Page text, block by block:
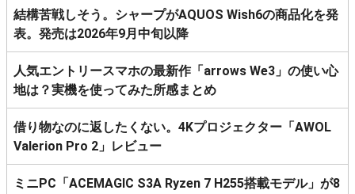
結構苦戦しそう。シャープがAQUOS Wish6の商品化を発
表。発売は2026年9月中旬以降
人気エントリースマホの最新作「arrows We3」の使い心
地は？実機を使ってみた所感まとめ
借り物なのに返したくない。4Kプロジェクター「AWOL
Valerion Pro 2」レビュー
ミニPC「ACEMAGIC S3A Ryzen 7 H255搭載モデル」が8